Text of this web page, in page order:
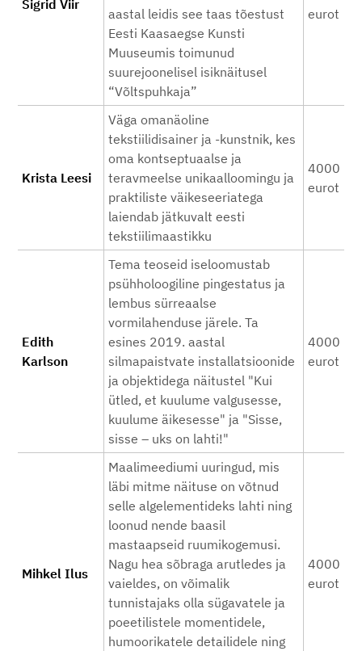
Sigrid Viir
aastal leidis see taas tõestust
Eesti Kaasaegse Kunsti
Muuseumis toimunud
suurejoonelisel isiknäitusel
“Võltspuhkaja”
eurot
Krista Leesi
Väga omanäoline
tekstiilidisainer ja -kunstnik, kes
oma kontseptuaalse ja
teravmeelse unikaalloomingu ja
praktiliste väikeseeriatega
laiendab jätkuvalt eesti
tekstiilimaastikku
4000
eurot
Edith
Karlson
Tema teoseid iseloomustab
psühholoogiline pingestatus ja
lembus sürreaalse
vormilahenduse järele. Ta
esines 2019. aastal
silmapaistvate installatsioonide
ja objektidega näitustel "Kui
ütled, et kuulume valgusesse,
kuulume äikesesse" ja "Sisse,
sisse – uks on lahti!"
4000
eurot
Mihkel Ilus
Maalimeediumi uuringud, mis
läbi mitme näituse on võtnud
selle algelementideks lahti ning
loonud nende baasil
mastaapseid ruumikogemusi.
Nagu hea sõbraga arutledes ja
vaieldes, on võimalik
tunnistajaks olla sügavatele ja
poeetilistele momentidele,
humoorikatele detailidele ning
4000
eurot